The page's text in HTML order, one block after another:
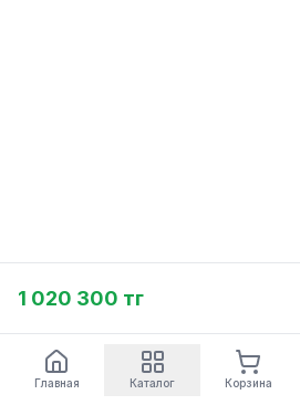
1 020 300 тг
Главная Каталог Корзина